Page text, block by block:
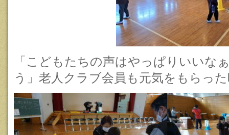
「こどもたちの声はやっぱりいいな
う」老人クラブ会員も元気をもらっ